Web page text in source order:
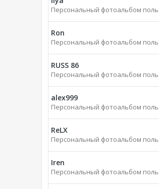
Персональный фотоальбом
Ron
Персональный фотоальбом
RUSS 86
Персональный фотоальбом
alex999
Персональный фотоальбом
ReLX
Персональный фотоальбом
Iren
Персональный фотоальбом